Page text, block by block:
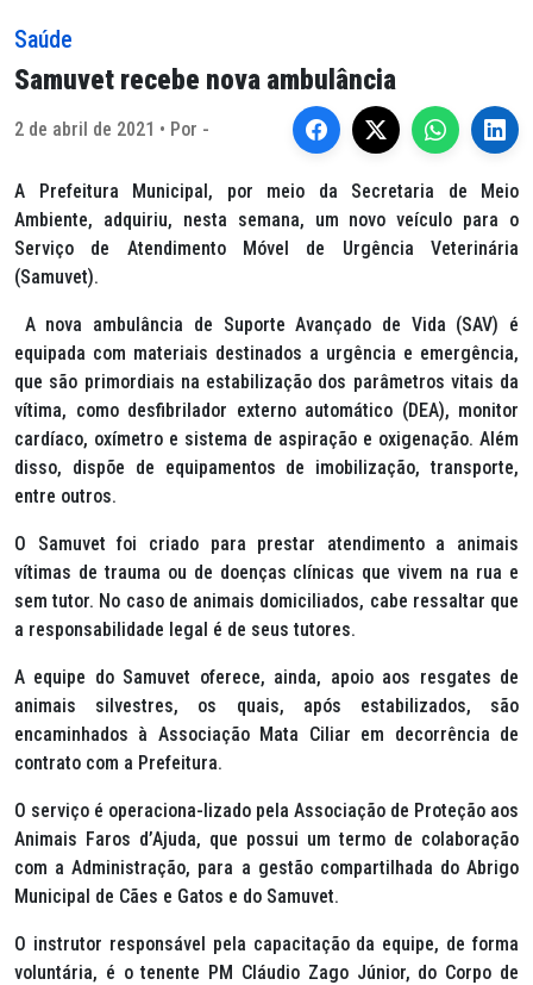
Saúde
Samuvet recebe nova ambulância
2 de abril de 2021 • Por -
A Prefeitura Municipal, por meio da Secretaria de Meio
Ambiente, adquiriu, nesta semana, um novo veículo para o
Serviço de Atendimento Móvel de Urgência Veterinária
(Samuvet).
A nova ambulância de Suporte Avançado de Vida (SAV) é
equipada com materiais destinados a urgência e emergência,
que são primordiais na estabilização dos parâmetros vitais da
vítima, como desfibrilador externo automático (DEA), monitor
cardíaco, oxímetro e sistema de aspiração e oxigenação. Além
disso, dispõe de equipamentos de imobilização, transporte,
entre outros.
O Samuvet foi criado para prestar atendimento a animais
vítimas de trauma ou de doenças clínicas que vivem na rua e
sem tutor. No caso de animais domiciliados, cabe ressaltar que
a responsabilidade legal é de seus tutores.
A equipe do Samuvet oferece, ainda, apoio aos resgates de
animais silvestres, os quais, após estabilizados, são
encaminhados à Associação Mata Ciliar em decorrência de
contrato com a Prefeitura.
O serviço é operaciona-lizado pela Associação de Proteção aos
Animais Faros d’Ajuda, que possui um termo de colaboração
com a Administração, para a gestão compartilhada do Abrigo
Municipal de Cães e Gatos e do Samuvet.
O instrutor responsável pela capacitação da equipe, de forma
voluntária, é o tenente PM Cláudio Zago Júnior, do Corpo de